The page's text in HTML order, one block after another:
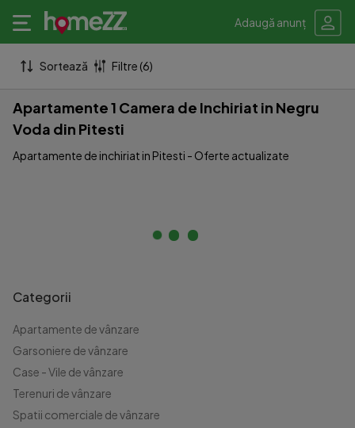
Adaugă anunț
Sortează Filtre (6)
Apartamente 1 Camera de Inchiriat in Negru
Voda din Pitesti
Apartamente de inchiriat in Pitesti - Oferte actualizate
Categorii
Apartamente de vânzare
Garsoniere de vânzare
Case - Vile de vânzare
Terenuri de vânzare
Spatii comerciale de vânzare